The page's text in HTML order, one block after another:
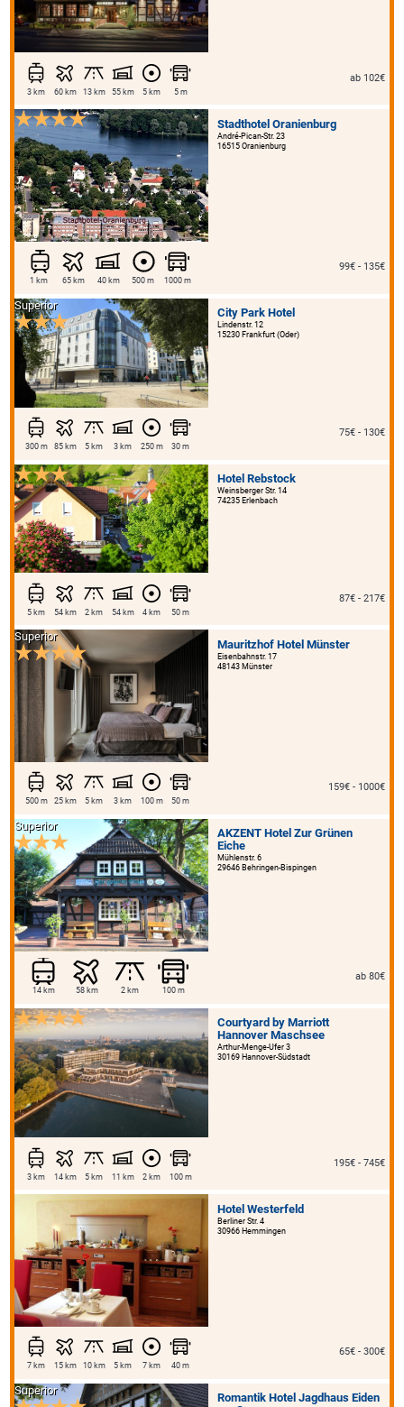
3 km 60 km 13 km 55 km 5 km 5 m
ab 102€
Stadthotel Oranienburg
André-Pican-Str. 23
16515 Oranienburg
1 km 65 km 40 km 500 m 1000 m
99€ - 135€
City Park Hotel
Lindenstr. 12
15230 Frankfurt (Oder)
Superior
300 m 85 km 5 km 3 km 250 m 30 m
75€ - 130€
Hotel Rebstock
Weinsberger Str. 14
74235 Erlenbach
5 km 54 km 2 km 54 km 4 km 50 m
87€ - 217€
Mauritzhof Hotel Münster
Eisenbahnstr. 17
48143 Münster
Superior
500 m 25 km 5 km 3 km 100 m 50 m
159€ - 1000€
AKZENT Hotel Zur Grünen
Eiche
Mühlenstr. 6
29646 Behringen-Bispingen
Superior
14 km 58 km 2 km 100 m
ab 80€
Courtyard by Marriott
Hannover Maschsee
Arthur-Menge-Ufer 3
30169 Hannover-Südstadt
3 km 14 km 5 km 11 km 2 km 100 m
195€ - 745€
Hotel Westerfeld
Berliner Str. 4
30966 Hemmingen
7 km 15 km 10 km 5 km 7 km 40 m
65€ - 300€
Romantik Hotel Jagdhaus Eiden
Superior